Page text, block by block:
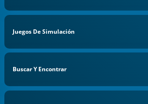
Juegos De Simulación
Buscar Y Encontrar